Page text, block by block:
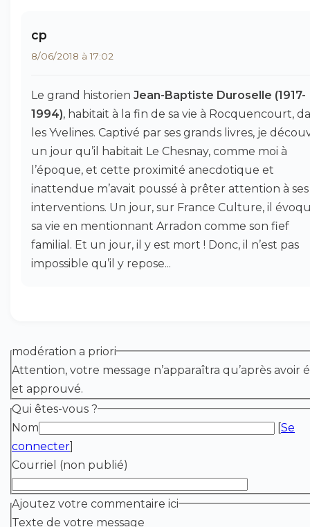
cp
8/06/2018 à 17:02
Le grand historien Jean-Baptiste Duroselle (1917-
1994), habitait à la fin de sa vie à Rocquencourt,
les Yvelines. Captivé par ses grands livres, je
un jour qu’il habitait Le Chesnay, comme moi à
l’époque, et cette proximité anecdotique et
inattendue m’avait poussé à prêter attention à ses
interventions. Un jour, sur France Culture, il
sa vie en mentionnant Arradon comme son fief
familial. Et un jour, il y est mort ! Donc, il n’est pas
impossible qu’il y repose...
modération a priori
Attention, votre message n’apparaîtra qu’après avoir
et approuvé.
Qui êtes-vous ?
Nom
[Se
connecter]
Courriel (non publié)
Ajoutez votre commentaire ici
Texte de votre message